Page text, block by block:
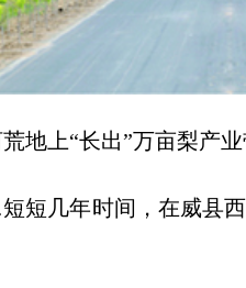
地上“长出”万亩梨产
几年时间，在威县